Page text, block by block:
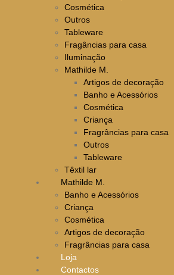
Cosmética
Outros
Tableware
Fragâncias para casa
Iluminação
Mathilde M.
Artigos de decoração
Banho e Acessórios
Cosmética
Criança
Fragrâncias para casa
Outros
Tableware
Têxtil lar
Mathilde M.
Banho e Acessórios
Criança
Cosmética
Artigos de decoração
Fragrâncias para casa
Loja
Contactos